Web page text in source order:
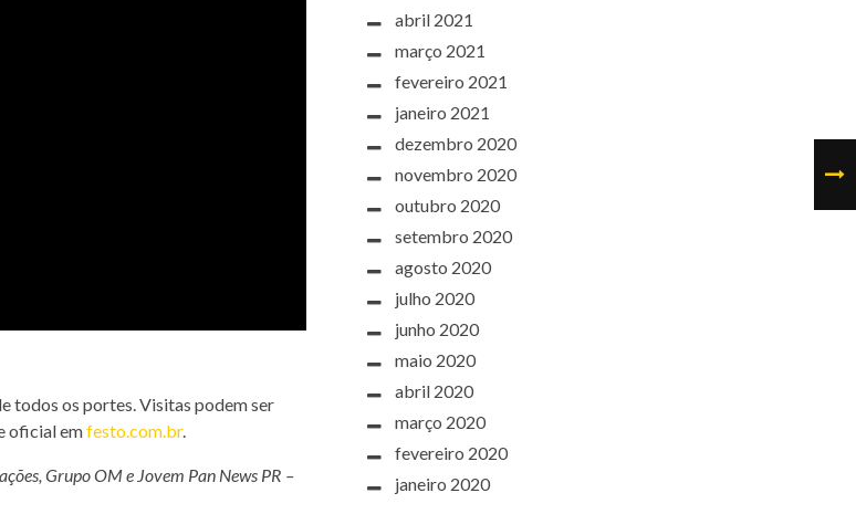
todos os portes. Visitas podem ser
oficial emfesto.com.br.
Grupo OM e Jovem Pan News PR –
abril 2021
março 2021
fevereiro 2021
janeiro 2021
dezembro 2020
novembro 2020
outubro 2020
setembro 2020
agosto 2020
julho 2020
junho 2020
maio 2020
abril 2020
março 2020
fevereiro 2020
janeiro 2020